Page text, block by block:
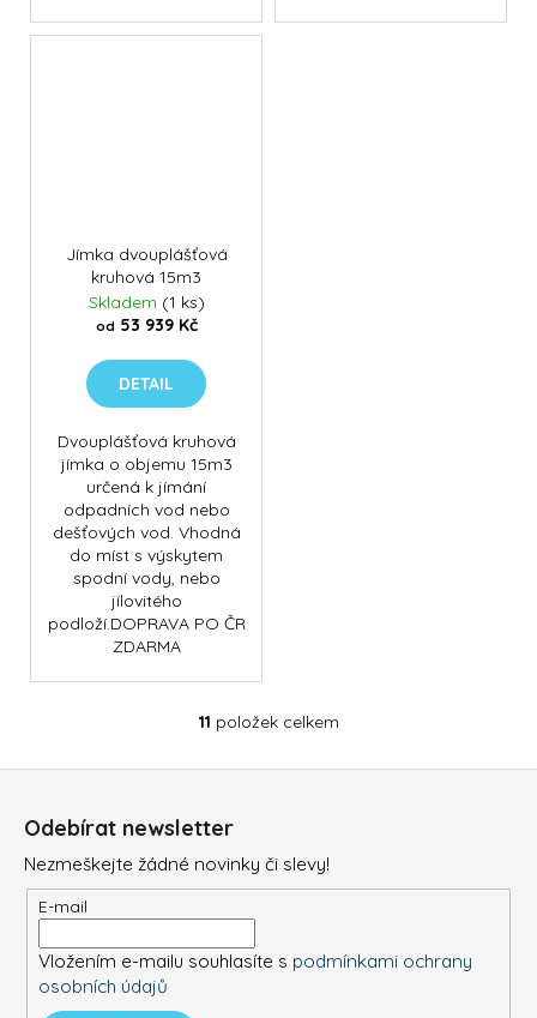
Jímka dvouplášťová
kruhová 15m3
Skladem (1 ks)
od 53 939 Kč
DETAIL
Dvouplášťová kruhová
jímka o objemu 15m3
určená k jímání
odpadních vod nebo
dešťových vod. Vhodná
do míst s výskytem
spodní vody, nebo
jílovitého
podloží.DOPRAVA PO ČR
ZDARMA
O
a
c
r
11 položek celkem
Odebírat newsletter
Nezmeškejte žádné novinky či slevy!
E-mail
Vložením e-mailu souhlasíte s podmínkami ochrany
osobních údajů